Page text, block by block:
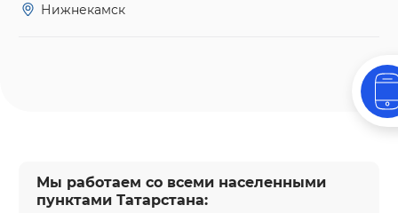
Нижнекамск
Мы работаем со всеми населенными
пунктами Татарстана: